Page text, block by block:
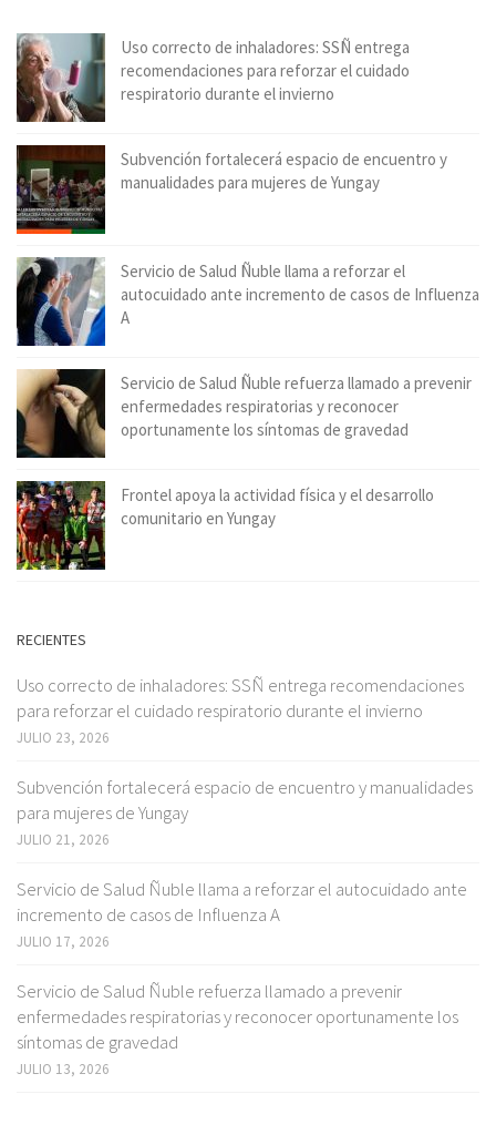
Uso correcto de inhaladores: SSÑ entrega
recomendaciones para reforzar el cuidado
respiratorio durante el invierno
Subvención fortalecerá espacio de encuentro y
manualidades para mujeres de Yungay
Servicio de Salud Ñuble llama a reforzar el
autocuidado ante incremento de casos de Influenza
A
Servicio de Salud Ñuble refuerza llamado a prevenir
enfermedades respiratorias y reconocer
oportunamente los síntomas de gravedad
Frontel apoya la actividad física y el desarrollo
comunitario en Yungay
RECIENTES
Uso correcto de inhaladores: SSÑ entrega recomendaciones
para reforzar el cuidado respiratorio durante el invierno
JULIO 23, 2026
Subvención fortalecerá espacio de encuentro y manualidades
para mujeres de Yungay
JULIO 21, 2026
Servicio de Salud Ñuble llama a reforzar el autocuidado ante
incremento de casos de Influenza A
JULIO 17, 2026
Servicio de Salud Ñuble refuerza llamado a prevenir
enfermedades respiratorias y reconocer oportunamente los
síntomas de gravedad
JULIO 13, 2026